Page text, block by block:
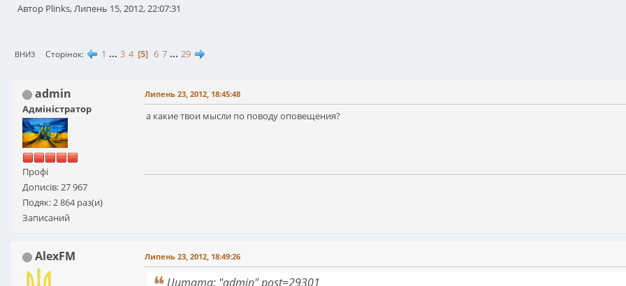
Автор Plinks, Липень 15, 2012, 22:07:31
ВНИЗ Сторінок 1 ... 3 4 5 6 7 ... 29
admin
Адміністратор
Профі
Дописів: 27 967
Подяк: 2 864 раз(и)
Записаний
Липень 23, 2012, 18:45:48
а какие твои мысли по поводу оповещения?
AlexFM Липень 23, 2012, 18:49:26
Цитата: "admin" post=29301